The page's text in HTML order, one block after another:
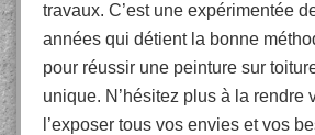
travaux. C’est une expérimentée
années qui détient la bonne
pour réussir une peinture sur
unique. N’hésitez plus à la rendre
l’exposer tous vos envies et vos